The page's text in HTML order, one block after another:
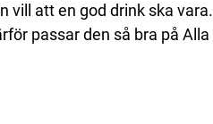
vill att en god drink ska vara.
passar den så bra på Alla